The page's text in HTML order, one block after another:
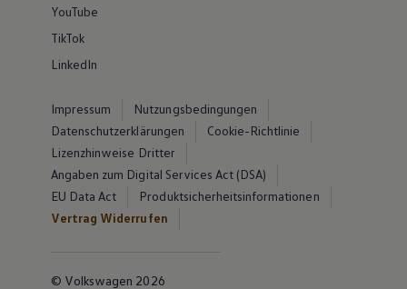
YouTube
TikTok
LinkedIn
Impressum
Nutzungsbedingungen
Datenschutzerklärungen
Cookie-Richtlinie
Lizenzhinweise Dritter
Angaben zum Digital Services Act (DSA)
EU Data Act
Produktsicherheitsinformationen
Vertrag Widerrufen
© Volkswagen 2026